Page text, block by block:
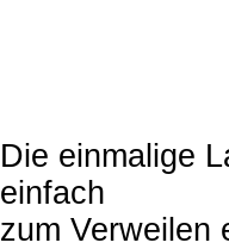
Die einmalige
einfach
zum Verweilen